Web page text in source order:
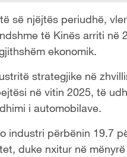
së njëjtës periudhë,
të Kinës arriti në
ekonomik.
strategjike në
në vitin 2025, të
i automobilave.
industri përbënin 19.7
duke nxitur në